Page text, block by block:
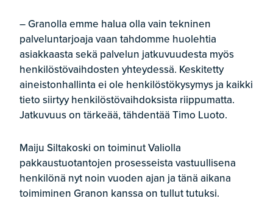
– Granolla emme halua olla vain tekninen
palveluntarjoaja vaan tahdomme huolehtia
asiakkaasta sekä palvelun jatkuvuudesta myös
henkilöstövaihdosten yhteydessä. Keskitetty
aineistonhallinta ei ole henkilöstökysymys ja kaikki
tieto siirtyy henkilöstövaihdoksista riippumatta.
Jatkuvuus on tärkeää, tähdentää Timo Luoto.
Maiju Siltakoski on toiminut Valiolla
pakkaustuotantojen prosesseista vastuullisena
henkilönä nyt noin vuoden ajan ja tänä aikana
toimiminen Granon kanssa on tullut tutuksi.